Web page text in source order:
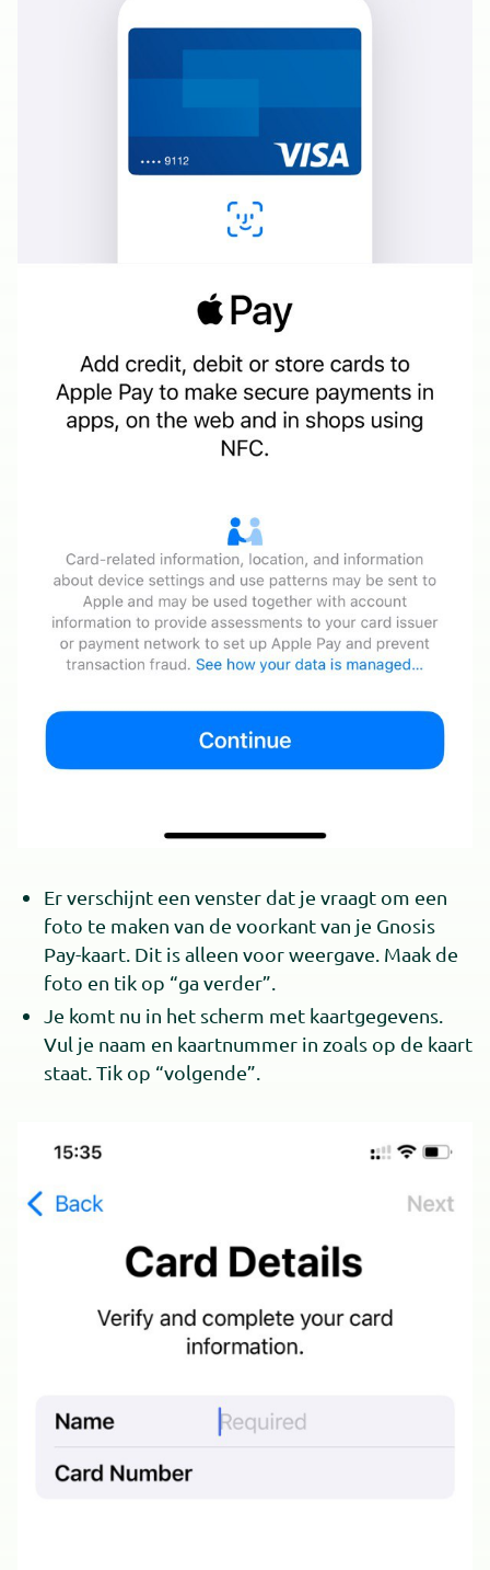
Er verschijnt een venster dat je vraagt om een
foto te maken van de voorkant van je Gnosis
Pay-kaart. Dit is alleen voor weergave. Maak de
foto en tik op “ga verder”.
Je komt nu in het scherm met kaartgegevens.
Vul je naam en kaartnummer in zoals op de kaart
staat. Tik op “volgende”.